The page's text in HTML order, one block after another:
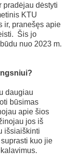
pradėjau dėstyti
KTU
ir, pranešęs apie
Šis jo
nuo 2023 m.
daugiau
būsimas
apie šios
jos iš
išsiaiškinti
kuo jie